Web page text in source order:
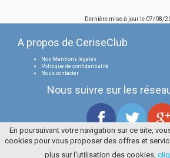
Dernière mise à jour le 07/08/
A propos de CeriseClub
Nos Mentions légales
Politique de confidentialité
Nous contacter
Nous suivre sur les
Tous droits réservés
La Cerise Bleue 2006 / 2026
En poursuivant votre navigation sur ce site,
cookies pour vous proposer des offres et
plus sur l'utilisation des cookies,